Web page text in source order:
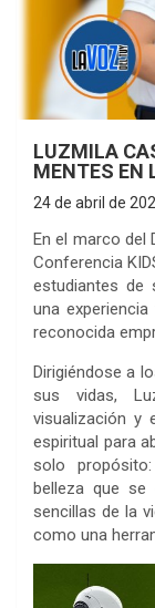
LUZMILA
MENTES EN
24 de abril de
En el marco del
Conferencia
estudiantes de
una
reconocida
Dirigiéndose a
sus vidas,
visualización y
espiritual para
solo
belleza que
sencillas de la
como una